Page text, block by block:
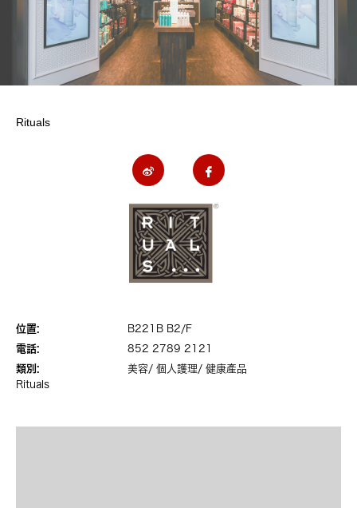
Rituals
位置:
B221B B2/F
電話:
852 2789 2121
類別:
美容/ 個人護理/ 健康產品
Rituals